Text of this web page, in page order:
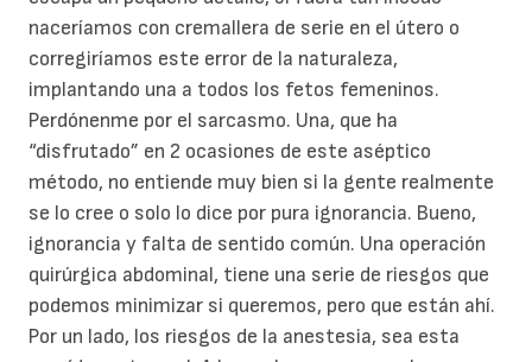
naceríamos con cremallera de serie en el útero o
corregiríamos este error de la naturaleza,
implantando una a todos los fetos femeninos.
Perdónenme por el sarcasmo. Una, que ha
“disfrutado” en 2 ocasiones de este aséptico
método, no entiende muy bien si la gente realmente
se lo cree o solo lo dice por pura ignorancia. Bueno,
ignorancia y falta de sentido común. Una operación
quirúrgica abdominal, tiene una serie de riesgos que
podemos minimizar si queremos, pero que están ahí.
Por un lado, los riesgos de la anestesia, sea esta